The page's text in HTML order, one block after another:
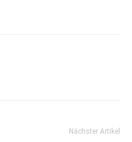
Nächster Artikel